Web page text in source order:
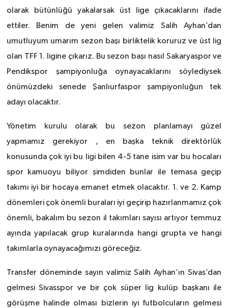
olarak bütünlüğü yakalarsak üst lige çıkacaklarını ifade
ettiler. Benim de yeni gelen valimiz Salih Ayhan’dan
umutluyum umarım sezon başı birliktelik koruruz ve üst lig
olan TFF 1. ligine çıkarız. Bu sezon başı nasıl Sakaryaspor ve
Pendikspor şampiyonluğa oynayacaklarını söylediysek
önümüzdeki senede Şanlıurfaspor şampiyonluğun tek
adayı olacaktır.
Yönetim kurulu olarak bu sezon planlamayı güzel
yapmamız gerekiyor , en başka teknik direktörlük
konusunda çok iyi bu ligi bilen 4-5 tane isim var bu hocaları
spor kamuoyu biliyor şimdiden bunlar ile temasa geçip
takımı iyi bir hocaya emanet etmek olacaktır. 1. ve 2. Kamp
dönemleri çok önemli buraları iyi geçirip hazırlanmamız çok
önemli, bakalım bu sezon il takımları sayısı artıyor temmuz
ayında yapılacak grup kuralarında hangi grupta ve hangi
takımlarla oynayacağımızı göreceğiz.
Transfer döneminde sayın valimiz Salih Ayhan’ın Sivas’dan
gelmesi Sivasspor ve bir çok süper lig kulüp başkanı ile
görüşme halinde olması bizlerin iyi futbolcuların gelmesi